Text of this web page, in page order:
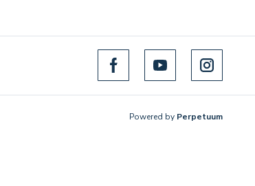
Powered by Perpetuum